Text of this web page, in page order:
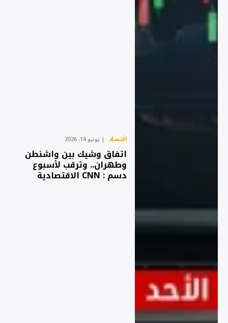
اقتصاد يونيو 14, 2026
اتفاق وشيك بين واشنطن
وطهران.. وترقب لأسبوع
دسم : CNN الاقتصادية